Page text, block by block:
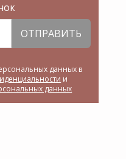
ОТПРАВИТЬ
данных в
и
данных